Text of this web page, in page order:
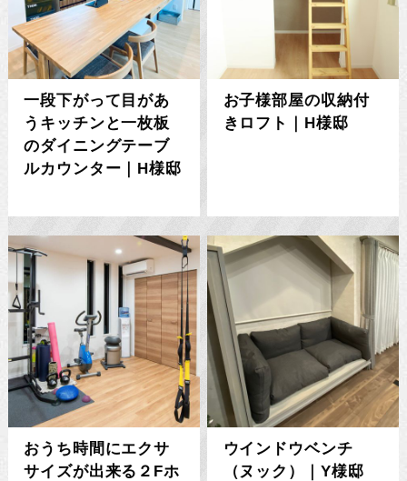
一段下がって目があ
うキッチンと一枚板
のダイニングテーブ
ルカウンター｜H様邸
お子様部屋の収納付
きロフト｜H様邸
おうち時間にエクサ
サイズが出来る２Fホ
ウインドウベンチ
（ヌック）｜Y様邸